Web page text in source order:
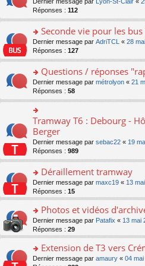
nt
s
ré
e
nt
lu
le
pl
u
s
ré
c
nt
e
n
lu
le
pl
u
s
ré
nt
le
m
e
s
s
a
g
n
o
n
lu
le
u
s
ré
nt
n
s
ult
er
le
m
e
s
s
a
g
e
n
o
n
lu
le
pl
u
s
ré
c
nt
Réponses : 112
o
n
s
ult
er
le
m
e
s
a
g
e
n
lu
le
pl
u
s
ré
c
e
nt
Seconde vie pour les bus
Dernier message par AdriTCL « 28
Réponses : 127
o
n
s
ult
er
le
m
e
s
s
a
g
e
n
o
n
lu
le
u
s
Questions / réponses
Dernier message par métrolyon « 21
Réponses : 58
o
n
ult
er
le
m
e
s
s
a
g
e
n
o
n
lu
Tramway T6 : Debourg -
Berger
Dernier message par sebac22 « 19
Réponses : 989
o
n
s
ult
er
le
m
e
s
s
Déraillement tramway
Dernier message par maxc19 « 13
Réponses : 15
o
n
s
ult
er
Photos et vidéos
Dernier message par Patafix « 13 mai
Réponses : 29
o
Extension de T3 vers
Dernier message par amaury « 04